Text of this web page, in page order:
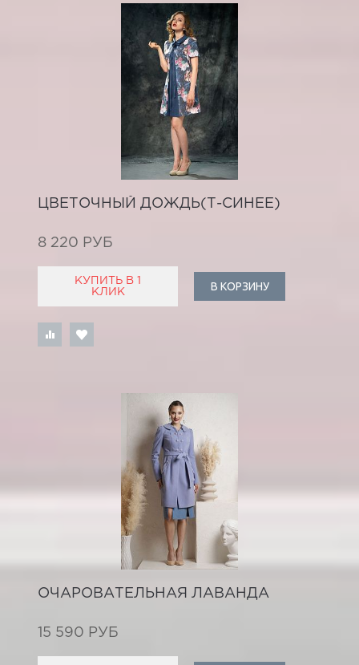
ЦВЕТОЧНЫЙ ДОЖДЬ(Т-СИНЕЕ)
8 220 РУБ
КУПИТЬ В 1
КЛИК
В КОРЗИНУ
ОЧАРОВАТЕЛЬНАЯ ЛАВАНДА
15 590 РУБ